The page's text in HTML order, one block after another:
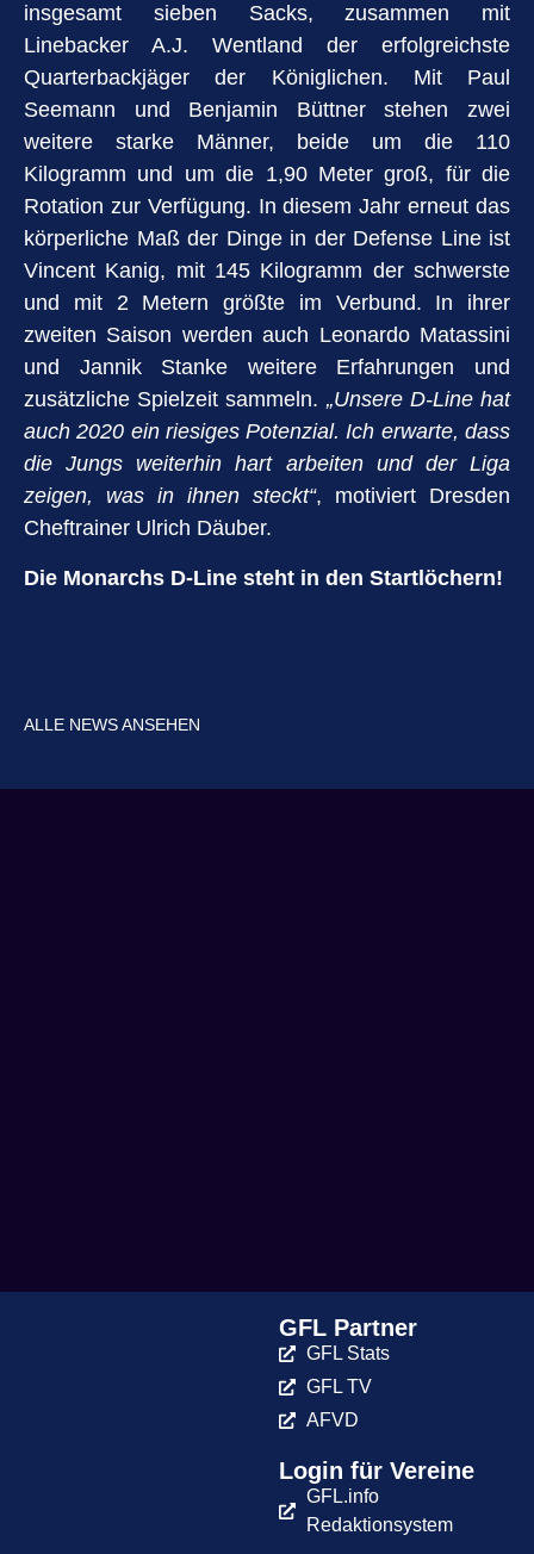
insgesamt sieben Sacks, zusammen mit
Linebacker A.J. Wentland der erfolgreichste
Quarterbackjäger der Königlichen. Mit Paul
Seemann und Benjamin Büttner stehen zwei
weitere starke Männer, beide um die 110
Kilogramm und um die 1,90 Meter groß, für die
Rotation zur Verfügung. In diesem Jahr erneut das
körperliche Maß der Dinge in der Defense Line ist
Vincent Kanig, mit 145 Kilogramm der schwerste
und mit 2 Metern größte im Verbund. In ihrer
zweiten Saison werden auch Leonardo Matassini
und Jannik Stanke weitere Erfahrungen und
zusätzliche Spielzeit sammeln. „Unsere D-Line hat
auch 2020 ein riesiges Potenzial. Ich erwarte, dass
die Jungs weiterhin hart arbeiten und der Liga
zeigen, was in ihnen steckt“, motiviert Dresden
Cheftrainer Ulrich Däuber.
Die Monarchs D-Line steht in den Startlöchern!
ALLE NEWS ANSEHEN
GFL Partner
GFL Stats
GFL TV
AFVD
Login für Vereine
GFL.info
Redaktionsystem